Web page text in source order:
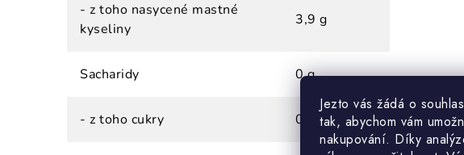
Jezto vás žádá o
tak, abychom vám
nakupování. Díky
- z toho nasycené mastné
kyseliny
3,9 g
Sacharidy 0 g
- z toho cukry 0 g